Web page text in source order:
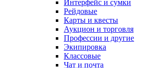
Интерфейс и сумки
Рейдовые
Карты и квесты
Аукцион и торговля
Профессии и другие
Экипировка
Классовые
Чат и почта